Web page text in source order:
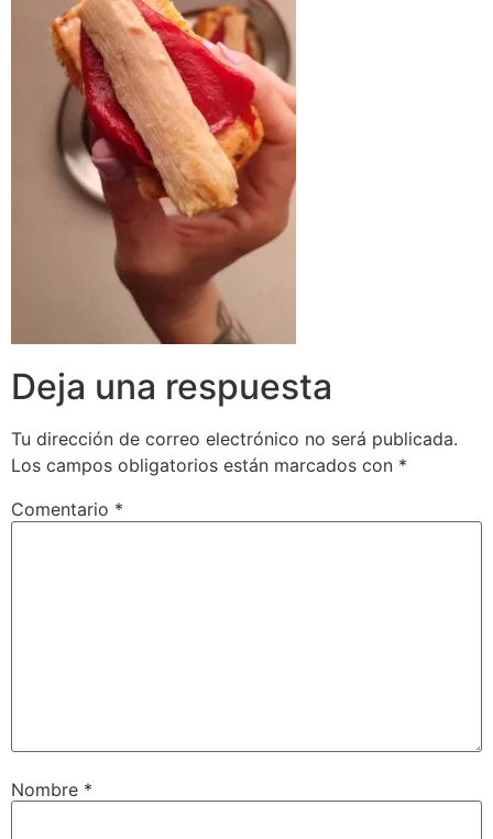
Deja una respuesta
Tu dirección de correo electrónico no será publicada.
Los campos obligatorios están marcados con *
Comentario *
Nombre *